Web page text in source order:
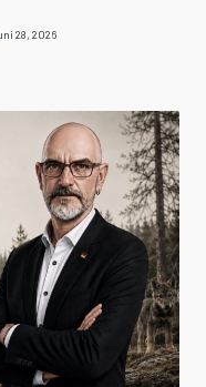
28, 2026